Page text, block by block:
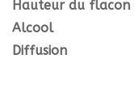
Hauteur du flacon
Alcool
Diffusion